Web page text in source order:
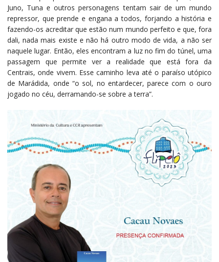
Juno, Tuna e outros personagens tentam sair de um mundo
repressor, que prende e engana a todos, forjando a história e
fazendo-os acreditar que estão num mundo perfeito e que, fora
dali, nada mais existe e não há outro modo de vida, a não ser
naquele lugar. Então, eles encontram a luz no fim do túnel, uma
passagem que permite ver a realidade que está fora da
Centrais, onde vivem. Esse caminho leva até o paraíso utópico
de Marádida, onde “o sol, no entardecer, parece com o ouro
jogado no céu, derramando-se sobre a terra”.